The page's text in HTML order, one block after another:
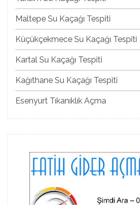
Maltepe Su Kaçağı Tespiti
Küçükçekmece Su Kaçağı Tespiti
Kartal Su Kaçağı Tespiti
Kağıthane Su Kaçağı Tespiti
Esenyurt Tıkanıklık Açma